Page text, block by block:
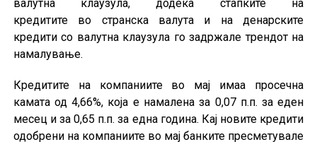
валутна клаузула, додека стапките на
кредитите во странска валута и на денарските
кредити со валутна клаузула го задржале трендот на
намалување.
Кредитите на компаниите во мај имаа просечна
камата од 4,66%, која е намалена за 0,07 п.п. за еден
месец и за 0,65 п.п. за една година. Кај новите кредити
одобрени на компаниите во мај банките пресметувале